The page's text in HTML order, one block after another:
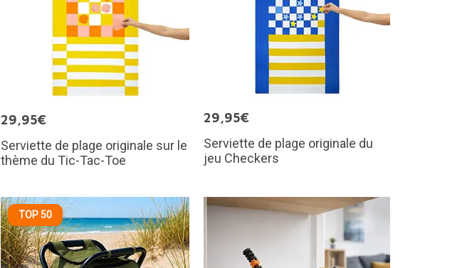
29,95€
Serviette de plage originale sur le
thème du Tic-Tac-Toe
29,95€
Serviette de plage originale du
jeu Checkers
TOP 50